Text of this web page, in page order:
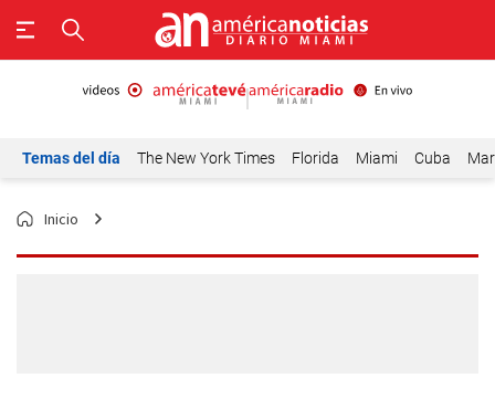
Temas del día The New York Times Florida Miami Cuba
Inicio